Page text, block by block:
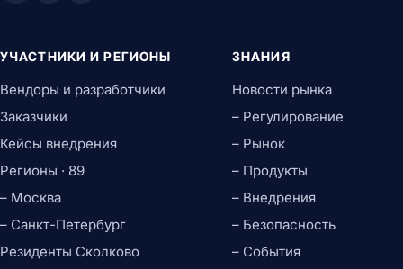
УЧАСТНИКИ И РЕГИОНЫ
Вендоры и разработчики
Заказчики
Кейсы внедрения
Регионы · 89
– Москва
– Санкт-Петербург
Резиденты Сколково
ЗНАНИЯ
Новости рынка
– Регулирование
– Рынок
– Продукты
– Внедрения
– Безопасность
– События